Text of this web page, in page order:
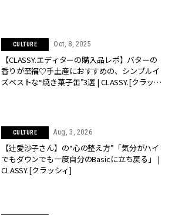
CULTURE Oct, 8, 2025
【CLASSY.エディターの購入品レポ】バターの
香りが至福♡手土産におすすめの、シンプルイ
ズベストな“焼き菓子缶”3選 | CLASSY.[クラッシ
CULTURE Aug, 3, 2026
【辻愛沙子さん】の“心の整え方”「気分がハイ
でもダウンでも一度自分のBasicに立ち戻る」 |
CLASSY.[クラッシィ]